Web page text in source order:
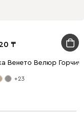
Венето Велюр
+23